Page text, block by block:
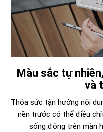
Màu sắc tự
và
Thỏa sức tận hưởng nội
nền trước có thể điều
sống động trên màn